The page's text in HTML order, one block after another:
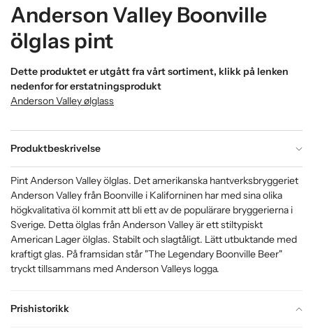
Anderson Valley Boonville
ölglas pint
Dette produktet er utgått fra vårt sortiment, klikk på lenken
nedenfor for erstatningsprodukt
Anderson Valley ølglass
Produktbeskrivelse
Prishistorikk
Pint Anderson Valley ölglas. Det amerikanska hantverksbryggeriet
Anderson Valley från Boonville i Kaliforninen har med sina olika
högkvalitativa öl kommit att bli ett av de populärare bryggerierna i
Sverige. Detta ölglas från Anderson Valley är ett stiltypiskt
American Lager ölglas. Stabilt och slagtåligt. Lätt utbuktande med
kraftigt glas. På framsidan står "The Legendary Boonville Beer"
tryckt tillsammans med Anderson Valleys logga.